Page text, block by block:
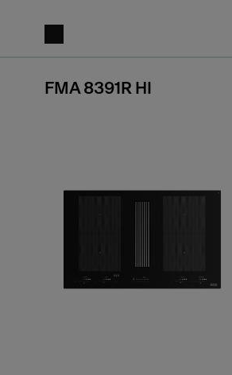
FMA 8391R HI